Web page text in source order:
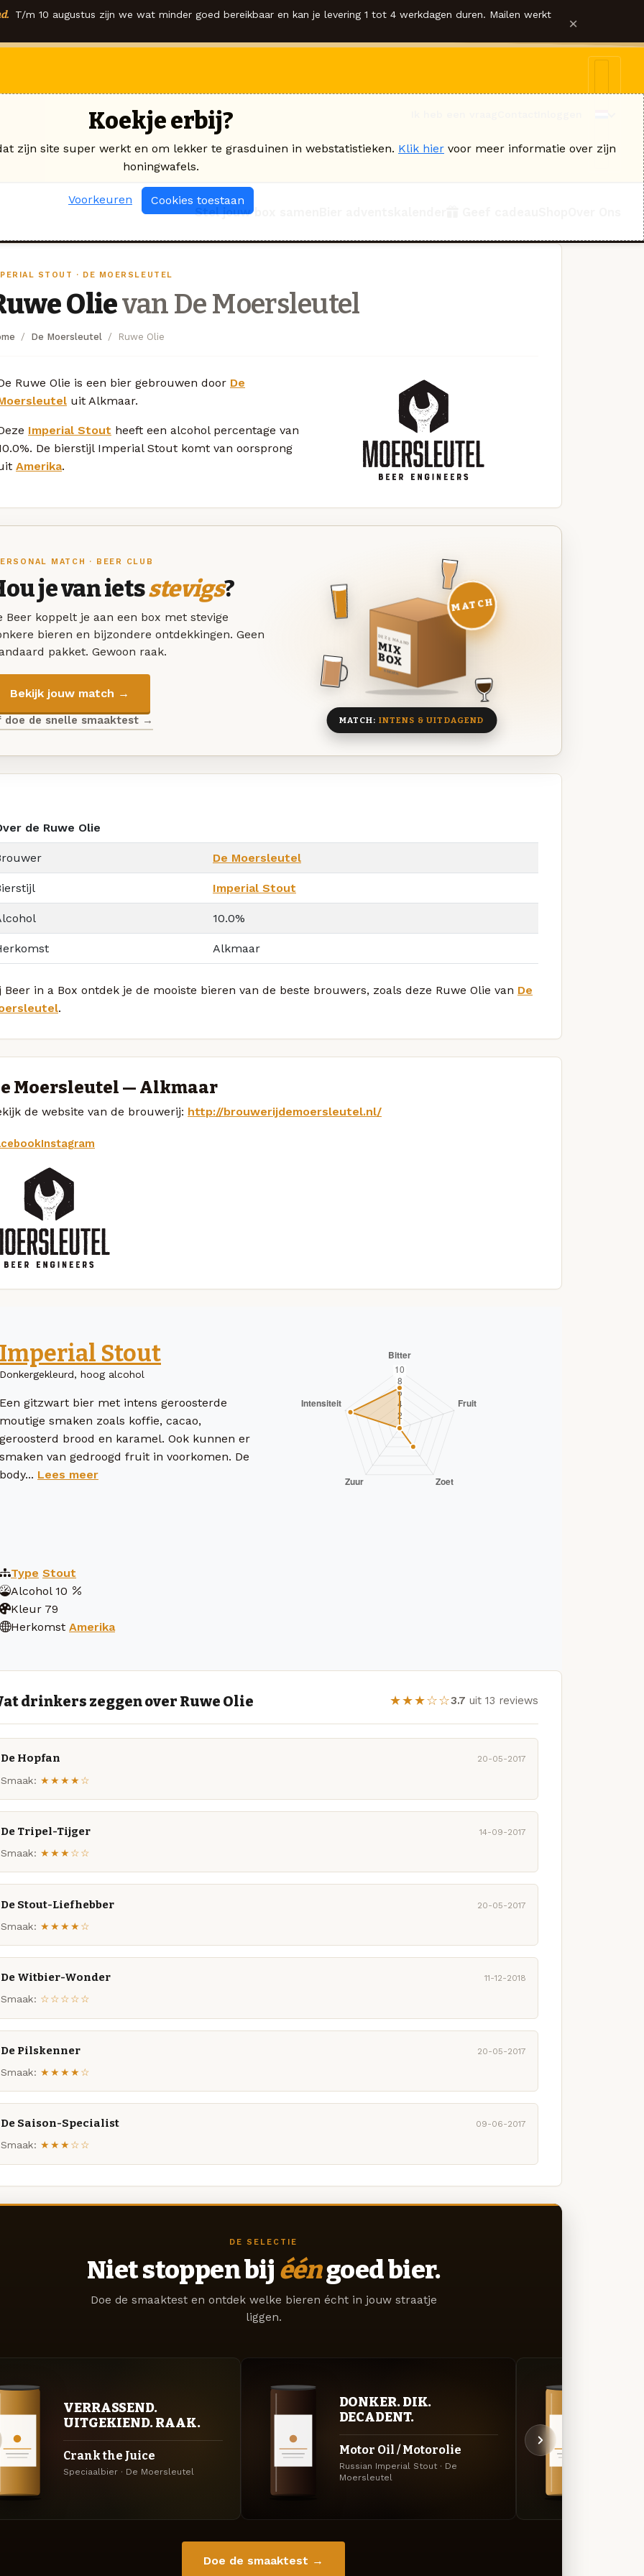
T/m 10 augustus zijn we wat minder goed bereikbaar en kan je levering 1 tot 4 werkdagen duren. Mailen werkt ×
Stel jouw box samen
STOUT · DE MOERSLEUTEL
Olievan De Moersleutel
De Moersleutel Ruwe Olie
Ruwe Olie is een bier gebrouwen door De
uit Alkmaar.
Imperial Stout heeft een alcohol percentage van
De bierstijl Imperial Stout komt van oorsprong
Amerika.
MATCH · BEER CLUB
je van ietsstevigs?
Beer koppelt je aan een box met stevige
bieren en bijzondere ontdekkingen. Geen
pakket. Gewoon raak.
Bekijk jouw match →
doe de snelle smaaktest →
DEZE MAAND
MIX
BOX
8 BIEREN
MATCH
MATCH: INTENS & UITDAGEND
de Ruwe Olie
De Moersleutel
Imperial Stout
10.0%
Alkmaar
Beer in a Box ontdek je de mooiste bieren van de beste brouwers, zoals deze Ruwe Olie van De
.
Moersleutel — Alkmaar
de website van de brouwerij: http://brouwerijdemoersleutel.nl/
Instagram
Imperial Stout
Donkergekleurd, hoog alcohol
Een gitzwart bier met intens geroosterde
moutige smaken zoals koffie, cacao,
geroosterd brood en karamel. Ook kunnen er
smaken van gedroogd fruit in voorkomen. De
body... Lees meer
Type Stout
Alcohol 10
Kleur 79
Herkomst Amerika
drinkers zeggen over Ruwe Olie ★★★☆☆3.7 uit 13 reviews
De Hopfan 20-05-2017
Smaak: ★★★★☆
De Tripel-Tijger 14-09-2017
Smaak: ★★★☆☆
De Stout-Liefhebber 20-05-2017
Smaak: ★★★★☆
De Witbier-Wonder 11-12-2018
Smaak: ☆☆☆☆☆
De Pilskenner 20-05-2017
Smaak: ★★★★☆
De Saison-Specialist 09-06-2017
Smaak: ★★★☆☆
DE SELECTIE
Niet stoppen bij ééngoed bier.
Doe de smaaktest en ontdek welke bieren écht in jouw straatje
liggen.
VERRASSEND.
UITGEKIEND. RAAK.
Crank the Juice
Speciaalbier · De Moersleutel
DONKER. DIK.
DECADENT.
Motor Oil / Motorolie
Russian Imperial Stout · De
Moersleutel
Doe de smaaktest →
Koekje erbij?
zijn site super werkt en om lekker te grasduinen in webstatistieken. Klik hier voor meer informatie over zijn
honingwafels.
Voorkeuren Cookies toestaan